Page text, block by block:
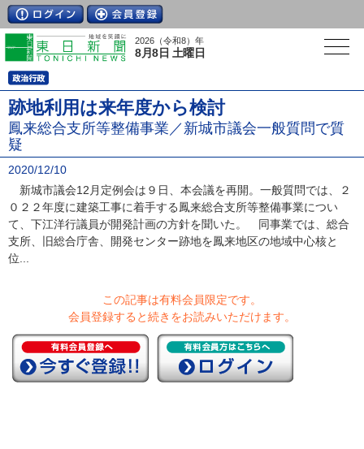
2026（令和8）年
8月8日 土曜日
跡地利用は来年度から検討
鳳来総合支所等整備事業／新城市議会一般質問で質
疑
2020/12/10
新城市議会12月定例会は９日、本会議を再開。一般質問では、２
０２２年度に建築工事に着手する鳳来総合支所等整備事業につい
て、下江洋行議員が開発計画の方針を聞いた。 同事業では、総合
支所、旧総合庁舎、開発センター跡地を鳳来地区の地域中心核と
位...
この記事は有料会員限定です。
会員登録すると続きをお読みいただけます。